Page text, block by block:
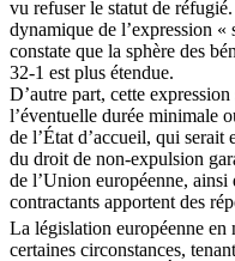
vu refuser le statut de
dynamique de l’expression
constate que la sphère des
32-1 est plus étendue.
D’autre part, cette
l’éventuelle durée minimale
de l’État d’accueil, qui
du droit de non-expulsion
de l’Union européenne,
contractants apportent des
La législation européenne en
certaines circonstances,